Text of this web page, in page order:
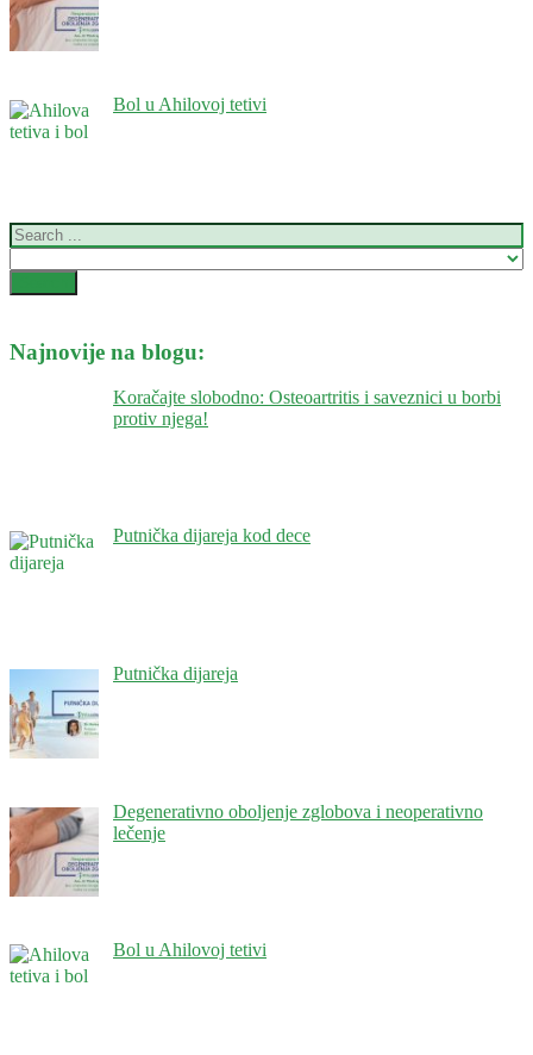
Bol u Ahilovoj tetivi
Najnovije na blogu:
Koračajte slobodno: Osteoartritis i saveznici u borbi
protiv njega!
Putnička dijareja kod dece
Putnička dijareja
Degenerativno oboljenje zglobova i neoperativno
lečenje
Bol u Ahilovoj tetivi